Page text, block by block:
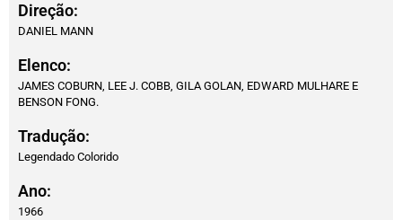
Direção:
DANIEL MANN
Elenco:
JAMES COBURN, LEE J. COBB, GILA GOLAN, EDWARD MULHARE E
BENSON FONG.
Tradução:
Legendado Colorido
Ano:
1966